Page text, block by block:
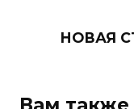
НОВАЯ